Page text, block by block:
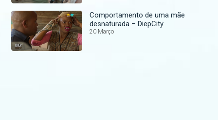
Comportamento de uma mãe
desnaturada – DiepCity
20 Março